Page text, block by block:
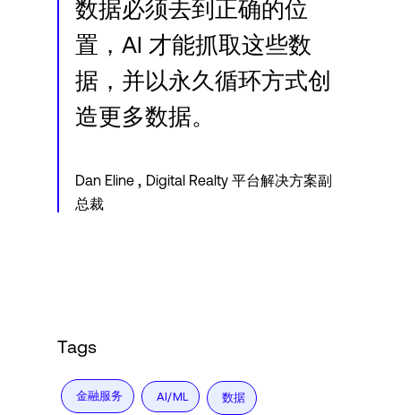
数据必须去到正确的位
置，AI 才能抓取这些数
据，并以永久循环方式创
造更多数据。
Dan Eline , Digital Realty 平台解决方案副
总裁
Tags
金融服务 AI/ML 数据